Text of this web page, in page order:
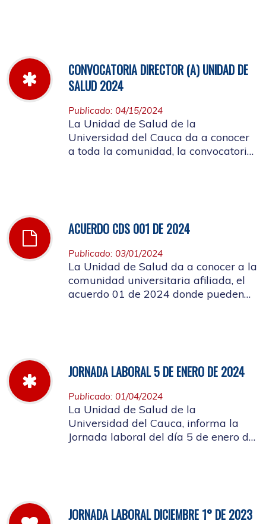
CONVOCATORIA DIRECTOR (A) UNIDAD DE
SALUD 2024
Publicado: 04/15/2024
La Unidad de Salud de la
Universidad del Cauca da a conocer
a toda la comunidad, la convocatoria
ACUERDO CDS 001 DE 2024
Publicado: 03/01/2024
La Unidad de Salud da a conocer a la
comunidad universitaria afiliada, el
acuerdo 01 de 2024 donde pueden
JORNADA LABORAL 5 DE ENERO DE 2024
Publicado: 01/04/2024
La Unidad de Salud de la
Universidad del Cauca, informa la
Jornada laboral del día 5 de enero de
JORNADA LABORAL DICIEMBRE 1° DE 2023